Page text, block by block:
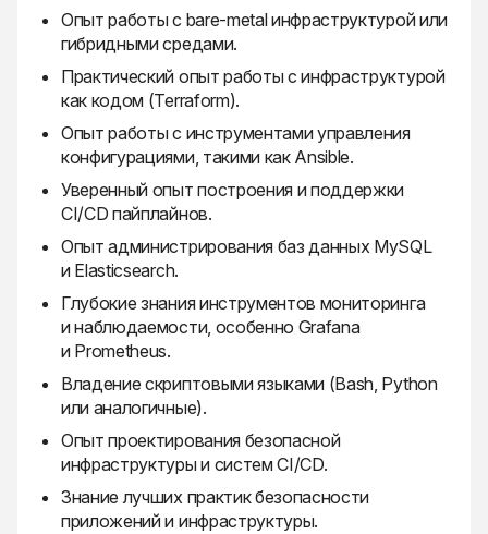
Опыт работы с bare-metal инфраструктурой или
гибридными средами.
Практический опыт работы с инфраструктурой
как кодом (Terraform).
Опыт работы с инструментами управления
конфигурациями, такими как Ansible.
Уверенный опыт построения и поддержки
CI/CD пайплайнов.
Опыт администрирования баз данных MySQL
и Elasticsearch.
Глубокие знания инструментов мониторинга
и наблюдаемости, особенно Grafana
и Prometheus.
Владение скриптовыми языками (Bash, Python
или аналогичные).
Опыт проектирования безопасной
инфраструктуры и систем CI/CD.
Знание лучших практик безопасности
приложений и инфраструктуры.